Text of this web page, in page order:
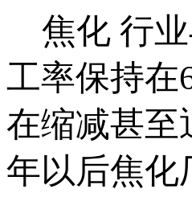
焦化 行业
工率保持在
在缩减甚至
年以后焦化